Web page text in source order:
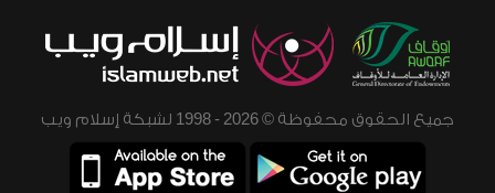
جميع الحقوق محفوظة © 2026 - 1998 لشبكة إسلام ويب